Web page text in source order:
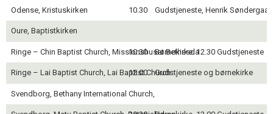
Odense, Kristuskirken 10.30 Gudstjeneste, Henrik
Oure, Baptistkirken
Ringe – Chin Baptist Church, Missionshuset Bethesda
10.30 Børnekirke. 12.30 Gudstjeneste
Ringe – Lai Baptist Church, Lai Baptist Church
12.00 Gudstjeneste og børnekirke
Svendborg, Bethany International Church,